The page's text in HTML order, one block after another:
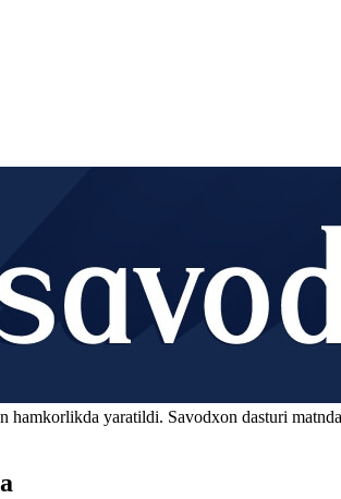
hamkorlikda yaratildi. Savodxon dasturi